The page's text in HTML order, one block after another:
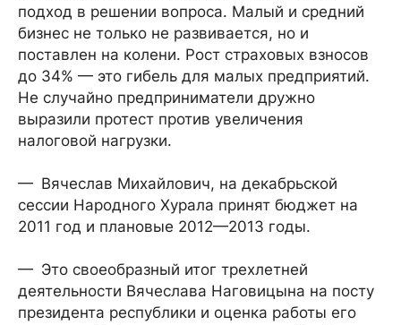
подход в решении вопроса. Малый и средний
бизнес не только не развивается, но и
поставлен на колени. Рост страховых взносов
до 34% — это гибель для малых предприятий.
Не случайно предприниматели дружно
выразили протест против увеличения
налоговой нагрузки.
— Вячеслав Михайлович, на декабрьской
сессии Народного Хурала принят бюджет на
2011 год и плановые 2012—2013 годы.
— Это своеобразный итог трехлетней
деятельности Вячеслава Наговицына на посту
президента республики и оценка работы его